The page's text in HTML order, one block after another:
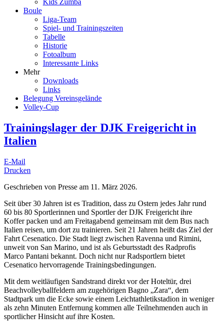
Kids Zumba
Boule
Liga-Team
Spiel- und Trainingszeiten
Tabelle
Historie
Fotoalbum
Interessante Links
Mehr
Downloads
Links
Belegung Vereinsgelände
Volley-Cup
Trainingslager der DJK Freigericht in
Italien
E-Mail
Drucken
Geschrieben von Presse am 11. März 2026.
Seit über 30 Jahren ist es Tradition, dass zu Ostern jedes Jahr rund
60 bis 80 Sportlerinnen und Sportler der DJK Freigericht ihre
Koffer packen und am Freitagabend gemeinsam mit dem Bus nach
Italien reisen, um dort zu trainieren. Seit 21 Jahren heißt das Ziel der
Fahrt Cesenatico. Die Stadt liegt zwischen Ravenna und Rimini,
unweit von San Marino, und ist als Geburtsstadt des Radprofis
Marco Pantani bekannt. Doch nicht nur Radsportlern bietet
Cesenatico hervorragende Trainingsbedingungen.
Mit dem weitläufigen Sandstrand direkt vor der Hoteltür, drei
Beachvolleyballfeldern am zugehörigen Bagno „Zara“, dem
Stadtpark um die Ecke sowie einem Leichtathletikstadion in weniger
als zehn Minuten Entfernung kommen alle Teilnehmenden auch in
sportlicher Hinsicht auf ihre Kosten.